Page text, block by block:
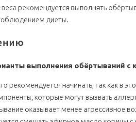
рекомендуется выполнять
диеты.
выполнения обёртываний с
рекомендуется начинать, так как в
которые могут вызвать
оказывает менее агрессивное